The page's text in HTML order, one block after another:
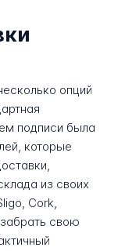
опций
подписи была
которые
из своих
Cork,
свою